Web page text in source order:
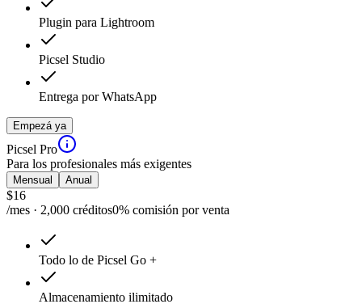
Plugin para Lightroom
Picsel Studio
Entrega por WhatsApp
Empezá ya
Picsel Pro
Para los profesionales más exigentes
Mensual Anual
$16
/mes · 2,000 créditos0% comisión por venta
Todo lo de Picsel Go +
Almacenamiento ilimitado